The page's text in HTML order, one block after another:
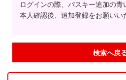
ログインの際、パスキー追加の
本人確認後、追加登録をお願いい
検索へ戻